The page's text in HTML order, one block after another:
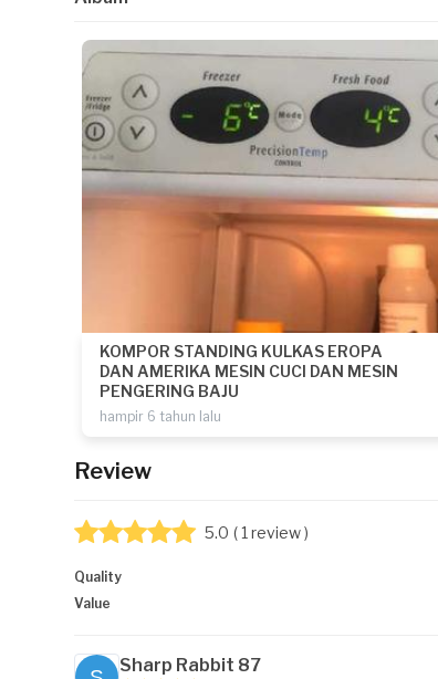
KOMPOR STANDING KULKAS EROPA
DAN AMERIKA MESIN CUCI DAN MESIN
PENGERING BAJU
hampir 6 tahun lalu
Review
5.0 ( 1 review )
Quality
Value
Sharp Rabbit 87